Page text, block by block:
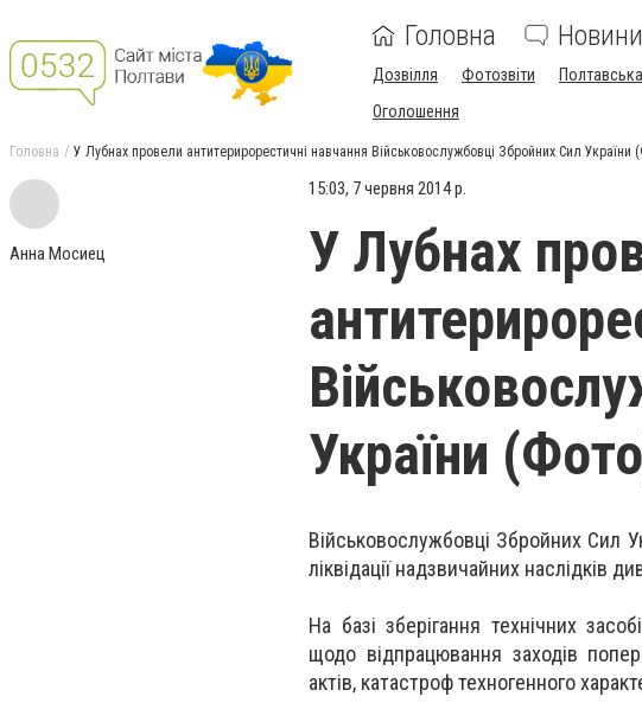
Головна Новини
Дозвілля Фотозвіти
Оголошення
Головна У Лубнах провели антитерирорестичні навчання Військовослужбовці Збройних Сил України
Анна Мосиец
15:03, 7 червня 2014 р.
У Лубнах
України
Військовослужбовці Збройних Сил
ліквідації надзвичайних наслідків
На базі зберігання технічних
щодо відпрацювання заходів
актів, катастроф техногенного